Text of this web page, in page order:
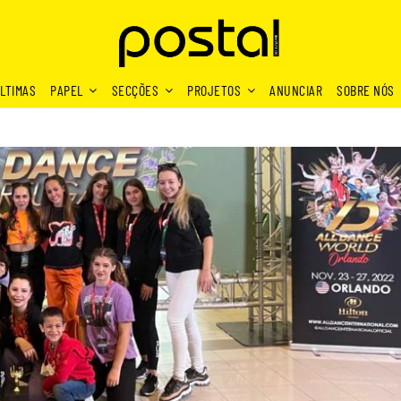
PAPEL SECÇÕES PROJETOS ANUNCIAR SOBRE NÓS